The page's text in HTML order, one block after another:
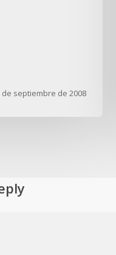
de septiembre de 2008